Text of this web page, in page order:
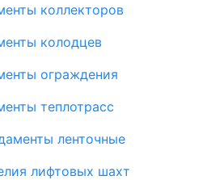
коллекторов
колодцев
ограждения
теплотрасс
ленточные
лифтовых шахт